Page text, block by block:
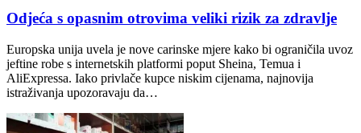
Odjeća s opasnim otrovima veliki rizik za zdravlje
Europska unija uvela je nove carinske mjere kako bi ograničila uvoz
jeftine robe s internetskih platformi poput Sheina, Temua i
AliExpressa. Iako privlače kupce niskim cijenama, najnovija
istraživanja upozoravaju da…